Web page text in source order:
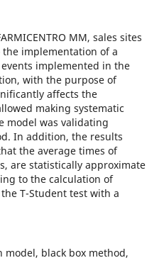
MM, sales sites
implementation of a
implemented in the
with the purpose of
affects the
making systematic
model was validating
In addition, the results
the average times of
are statistically approximate
to the calculation of
T-Student test with a
black box method,